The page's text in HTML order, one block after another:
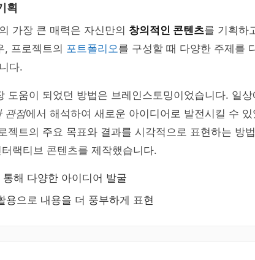
획
가장 큰 매력은 자신만의 창의적인 콘텐츠를 기획하
, 프로젝트의 포트폴리오를 구성할 때 다양한 주제를
다.
도움이 되었던 방법은 브레인스토밍이었습니다. 일
관점에서 해석하여 새로운 아이디어로 발전시킬 수
젝트의 주요 목표와 결과를 시각적으로 표현하는 방
랙티브 콘텐츠를 제작했습니다.
해 다양한 아이디어 발굴
용으로 내용을 더 풍부하게 표현